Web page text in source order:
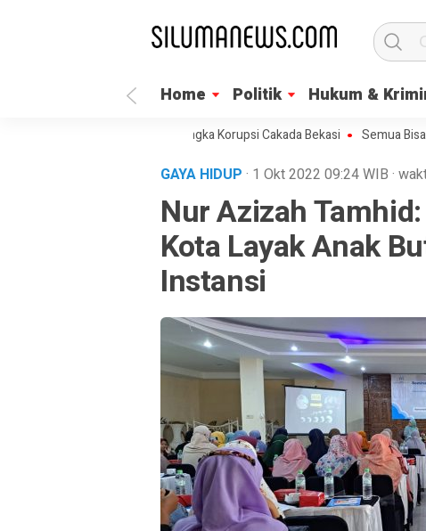
Home Politik Hukum &
Segera Umumkan Tersangka Korupsi Cakada Bekasi Semua Bisa Umroh
GAYA HIDUP · 1 Okt 2022 09:24WIB ·
Nur Azizah
Kota Layak Anak
Instansi